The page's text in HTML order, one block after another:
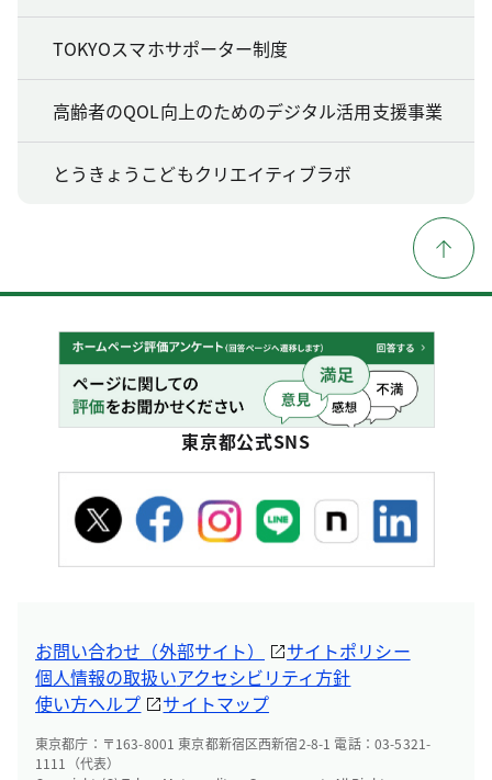
TOKYOスマホサポーター制度
高齢者のQOL向上のためのデジタル活用支援事業
とうきょうこどもクリエイティブラボ
東京都公式SNS
お問い合わせ（外部サイト）
サイトポリシー
個人情報の取扱いアクセシビリティ方針
使い方ヘルプ
サイトマップ
東京都庁：〒163-8001 東京都新宿区西新宿2-8-1 電話：03-5321-
1111（代表）